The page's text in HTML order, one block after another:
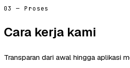
03 — Proses
Cara kerja kami
Transparan dari awal hingga aplikasi